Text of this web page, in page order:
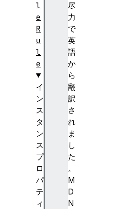
尽
力
で
英
語
か
ら
翻
訳
さ
れ
ま
し
た
。
M
D
N
l
e
R
u
l
e
イ
ン
ス
タ
ン
ス
プ
ロ
パ
テ
ィ